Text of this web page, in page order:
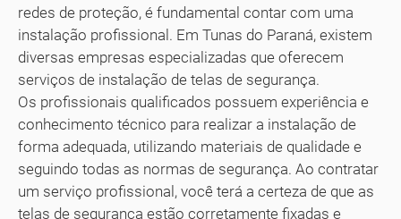
redes de proteção, é fundamental contar com uma
instalação profissional. Em Tunas do Paraná, existem
diversas empresas especializadas que oferecem
serviços de instalação de telas de segurança.
Os profissionais qualificados possuem experiência e
conhecimento técnico para realizar a instalação de
forma adequada, utilizando materiais de qualidade e
seguindo todas as normas de segurança. Ao contratar
um serviço profissional, você terá a certeza de que as
telas de segurança estão corretamente fixadas e